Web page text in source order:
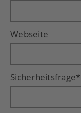
Webseite
Sicherheitsfrage*